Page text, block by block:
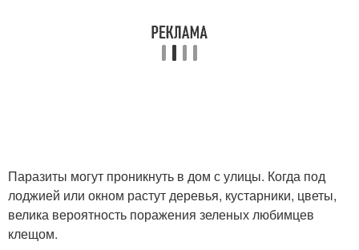
Паразиты могут проникнуть в дом с улицы. Когда под
лоджией или окном растут деревья, кустарники, цветы,
велика вероятность поражения зеленых любимцев
клещом.